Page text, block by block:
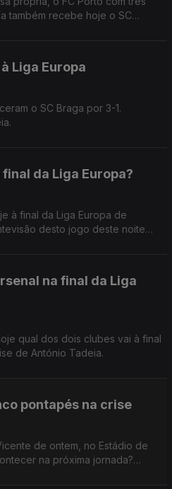
também recebe hoje o SC
Liga Europa
o SC Braga por 3-1.
da Liga Europa?
à final da Liga Europa de
desto jogo deste noite
na final da Liga
qual dos dois clubes vai à final
Campeões. Análise de António Tadeia.
pontapés na crise
de ontem, no Estádio de
na próxima jornada?